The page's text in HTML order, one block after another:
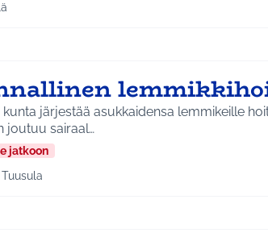
aihepiirin mukaan: Hyrylä
kunta järjestää asukkaidensa lemmikeille
joutuu sairaal…
jatkoon
aihepiirin mukaan: Koko Tuusula
Tuusula